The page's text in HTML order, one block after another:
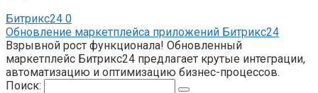
Битрикс24 0
Обновление маркетплейса приложений Битрикс24
Взрывной рост функционала! Обновленный
маркетплейс Битрикс24 предлагает крутые интеграции,
автоматизацию и оптимизацию бизнес-процессов.
Поиск: